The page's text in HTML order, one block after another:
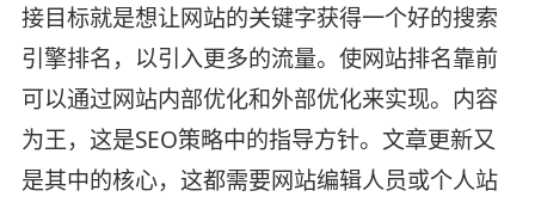
接目标就是想让网站的关键字获得一个好的搜索
引擎排名，以引入更多的流量。使网站排名靠前
可以通过网站内部优化和外部优化来实现。内容
为王，这是SEO策略中的指导方针。文章更新又
是其中的核心，这都需要网站编辑人员或个人站